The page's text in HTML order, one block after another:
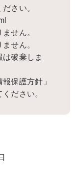
さい。
せん。
せん。
破棄しま
保護方針」
ださい。